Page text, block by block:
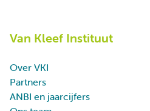
Van Kleef Instituut
Over VKI
Partners
ANBI en jaarcijfers